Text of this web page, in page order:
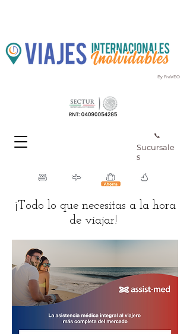
📞
Sucursale
s
By FraVEO
¡Todo lo que necesitas a la hora
de viajar!